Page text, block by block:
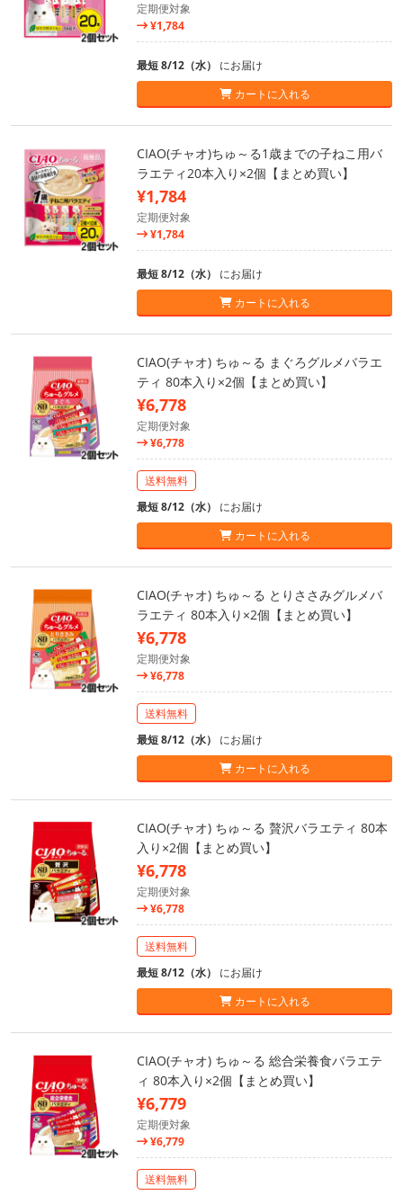
定期便対象
¥1,784
最短 8/12（水） にお届け
カートに入れる
CIAO(チャオ)ちゅ～る1歳までの子ねこ用バ
ラエティ20本入り×2個【まとめ買い】
¥1,784
定期便対象
¥1,784
最短 8/12（水） にお届け
カートに入れる
CIAO(チャオ) ちゅ～る まぐろグルメバラエ
ティ 80本入り×2個【まとめ買い】
¥6,778
定期便対象
¥6,778
送料無料
最短 8/12（水） にお届け
カートに入れる
CIAO(チャオ) ちゅ～る とりささみグルメバ
ラエティ 80本入り×2個【まとめ買い】
¥6,778
定期便対象
¥6,778
送料無料
最短 8/12（水） にお届け
カートに入れる
CIAO(チャオ) ちゅ～る 贅沢バラエティ 80本
入り×2個【まとめ買い】
¥6,778
定期便対象
¥6,778
送料無料
最短 8/12（水） にお届け
カートに入れる
CIAO(チャオ) ちゅ～る 総合栄養食バラエテ
ィ 80本入り×2個【まとめ買い】
¥6,779
定期便対象
¥6,779
送料無料